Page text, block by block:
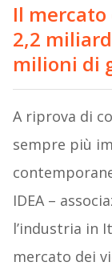
Il
2,2
milioni di
A riprova di
sempre più
IDEA –
l’industria in
mercato dei